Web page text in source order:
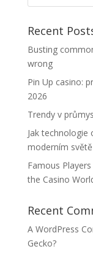
Recent
Busting
wrong
Pin Up casino:
2026
Trendy v
Jak technologie
moderním světě
Famous
the Casino
Recent
A WordPress
Gecko?